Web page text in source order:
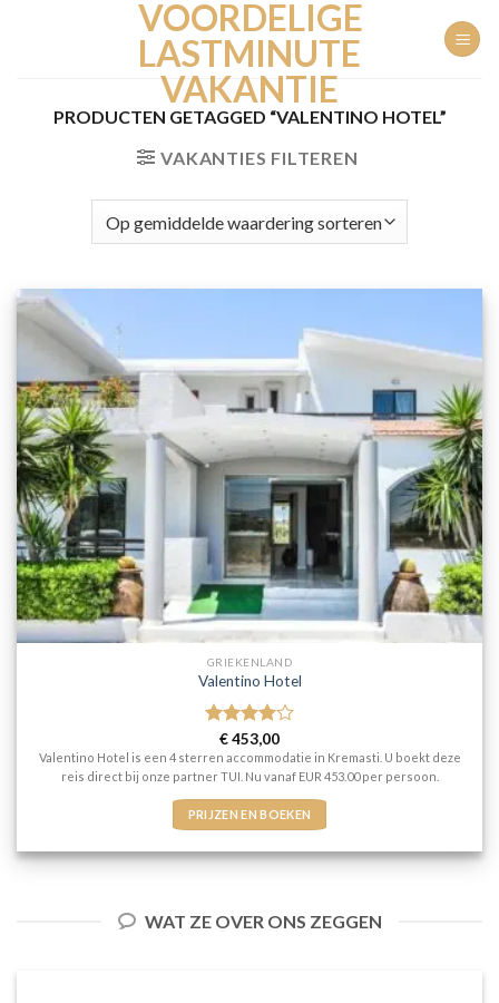
VOORDELIGE
LASTMINUTE
VAKANTIE
PRODUCTEN GETAGGED “VALENTINO HOTEL”
VAKANTIES FILTEREN
GRIEKENLAND
Valentino Hotel
Gewaardeerd
4uit 5
€453,00
Valentino Hotel is een 4 sterren accommodatie in Kremasti. U boekt deze
reis direct bij onze partner TUI. Nu vanaf EUR 453.00 per persoon.
PRIJZEN EN BOEKEN
WAT ZE OVER ONS ZEGGEN